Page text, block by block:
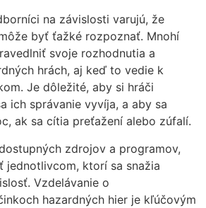
na závislosti varujú, že
byť ťažké rozpoznať. Mnohí
svoje rozhodnutia a
hrách, aj keď to vedie k
Je dôležité, aby si hráči
ich správanie vyvíja, a aby sa
ak sa cítia preťažení alebo zúfalí.
zdrojov a programov,
jednotlivcom, ktorí sa snažia
Vzdelávanie o
hazardných hier je kľúčovým